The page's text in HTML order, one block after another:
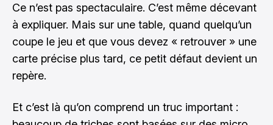
Ce n’est pas spectaculaire. C’est même décevant
à expliquer. Mais sur une table, quand quelqu’un
coupe le jeu et que vous devez « retrouver » une
carte précise plus tard, ce petit défaut devient un
repère.
Et c’est là qu’on comprend un truc important :